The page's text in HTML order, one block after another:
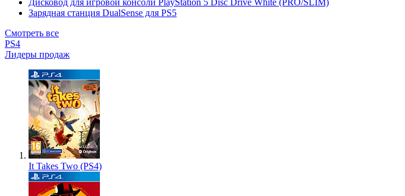
Дисковод для игровой консоли PlayStation 5 Disc Drive White (PRO/SLIM)
Зарядная станция DualSense для PS5
Смотреть все
PS4
Лидеры продаж
It Takes Two (PS4)